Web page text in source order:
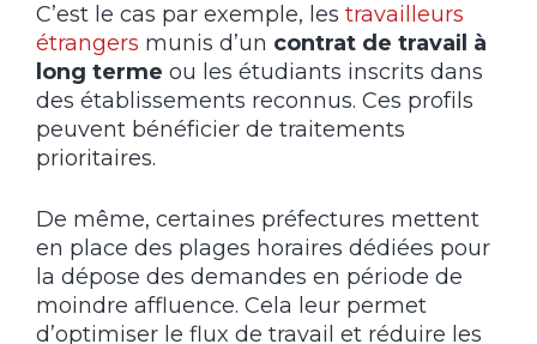
C’est le cas par exemple, les travailleurs
étrangers munis d’un contrat de travail à
long terme ou les étudiants inscrits dans
des établissements reconnus. Ces profils
peuvent bénéficier de traitements
prioritaires.
De même, certaines préfectures mettent
en place des plages horaires dédiées pour
la dépose des demandes en période de
moindre affluence. Cela leur permet
d’optimiser le flux de travail et réduire les